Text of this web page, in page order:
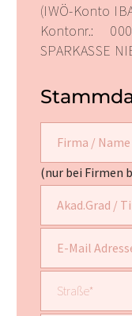
(IWÖ-Konto
Kontonr.:
SPARKASSE
(nur bei Firmen